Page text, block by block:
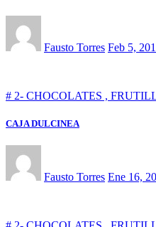
Fausto Torres Feb 5,
# 2- CHOCOLATES ,
CAJA DULCINEA
Fausto Torres Ene 16,